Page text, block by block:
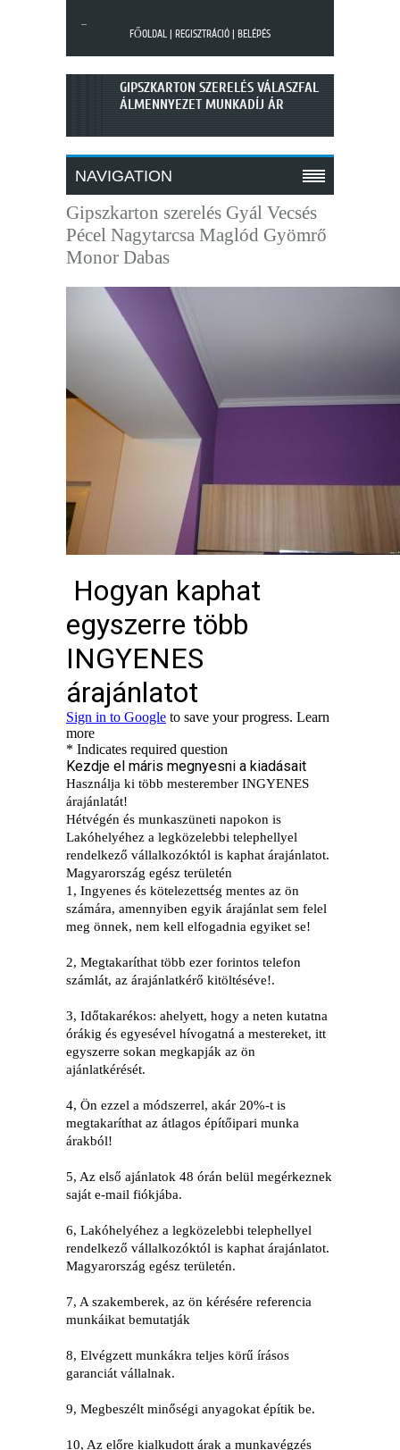
...
FŐOLDAL
REGISZTRÁCIÓ BELÉPÉS
GIPSZKARTON SZERELÉS VÁLASZFAL
ÁLMENNYEZET MUNKADÍJ ÁR
SZÁRAZÉPÍTÉSZET GIPSZKARTON SZERELÉS LAKÁSFELÚJÍTÁS
NAVIGATION
Gipszkarton szerelés Gyál Vecsés
Pécel Nagytarcsa Maglód Gyömrő
Monor Dabas